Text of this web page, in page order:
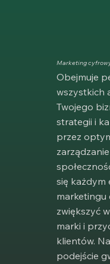
Marketing
Obejmuje
wszystkich
Twojego
strategii i
przez
się każdym
marketingu
zwiększyć
marki i
klientów.
podejście